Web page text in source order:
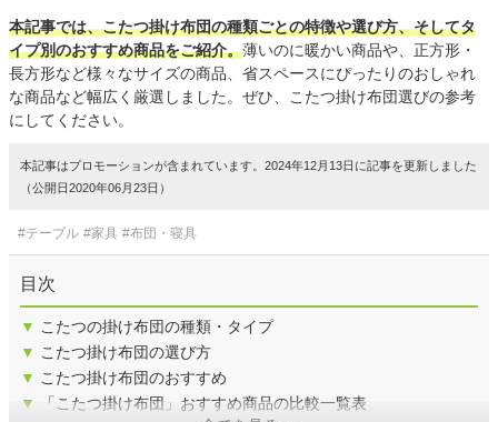
本記事では、こたつ掛け布団の種類ごとの特徴や選び方、そしてタ
イプ別のおすすめ商品をご紹介。薄いのに暖かい商品や、正方形・
長方形など様々なサイズの商品、省スペースにぴったりのおしゃれ
な商品など幅広く厳選しました。ぜひ、こたつ掛け布団選びの参考
にしてください。
本記事はプロモーションが含まれています。2024年12月13日に記事を更新しました
（公開日2020年06月23日）
#テーブル #家具 #布団・寝具
目次
▼ こたつの掛け布団の種類・タイプ
▼ こたつ掛け布団の選び方
▼ こたつ掛け布団のおすすめ
▼
「こたつ掛け布団」おすすめ商品の比較一覧表